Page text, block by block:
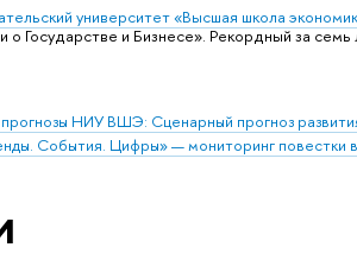
университет «Высшая школа
Государстве и Бизнесе». Рекордный за семь
НИУ ВШЭ: Сценарный прогноз
События. Цифры» — мониторинг повестки